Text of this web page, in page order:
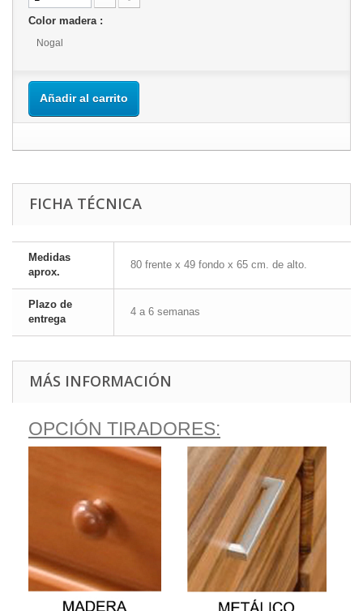
Color madera :
Nogal
Añadir al carrito
FICHA TÉCNICA
Medidas
aprox.
80 frente x 49 fondo x 65 cm. de alto.
Plazo de
entrega
4 a 6 semanas
MÁS INFORMACIÓN
OPCIÓN TIRADORES: